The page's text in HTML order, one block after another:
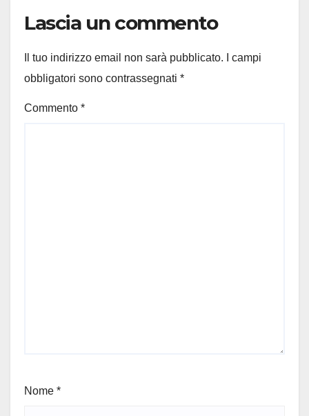
Lascia un commento
Il tuo indirizzo email non sarà pubblicato.
I campi
obbligatori sono contrassegnati *
Commento *
Nome *